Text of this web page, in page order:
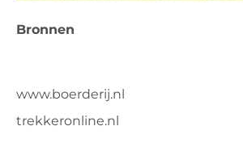
Bronnen
www.boerderij.nl
trekkeronline.nl